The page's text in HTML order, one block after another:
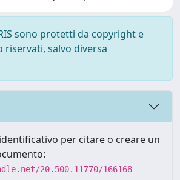
sono protetti da copyright e
salvo diversa
per citare o creare un
20.500.11770/166168